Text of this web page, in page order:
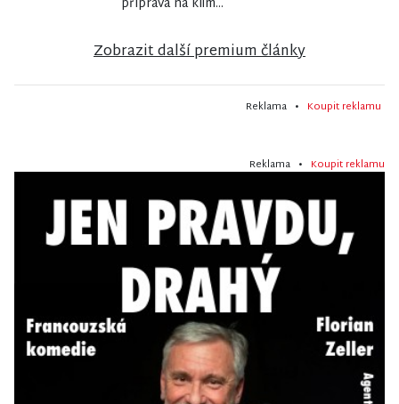
Zobrazit další premium články
Reklama • Koupit reklamu
Reklama • Koupit reklamu